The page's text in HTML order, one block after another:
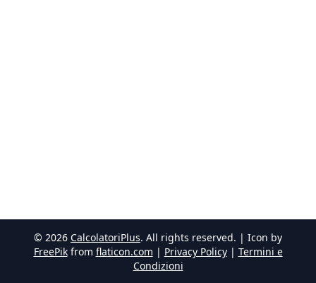
© 2026 CalcolatoriPlus. All rights reserved. | Icon by
FreePik from flaticon.com | Privacy Policy| Termini e
Condizioni